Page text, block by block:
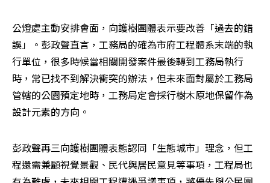
公燈處主動安排會面，向護樹團體表示要改善「過去的錯
誤」。彭政聲直言，工務局的確為市府工程體系末端的執
行單位，很多時候當相關開發案件最後轉到工務局執行
時，常已找不到解決衝突的辦法，但未來面對屬於工務局
管轄的公園預定地時，工務局定會採行樹木原地保留作為
設計元素的方向。
彭政聲再三向護樹團體表態認同「生態城市」理念，但工
程還需兼顧視覺景觀、民代與居民意見等事項，工程局也